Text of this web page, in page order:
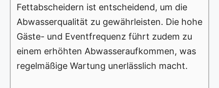
Fettabscheidern ist entscheidend, um die
Abwasserqualität zu gewährleisten. Die hohe
Gäste- und Eventfrequenz führt zudem zu
einem erhöhten Abwasseraufkommen, was
regelmäßige Wartung unerlässlich macht.